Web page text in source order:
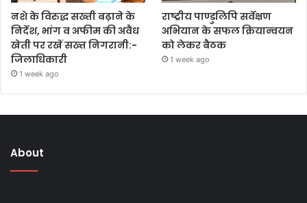
नशे के विरुद्ध सख्ती बढ़ाने के
निर्देश, भांग व अफीम की अवैध
खेती पर रखें सख्त निगरानी:-
जिलाधिकारी
1 week ago
राष्ट्रीय पाण्डुलिपि सर्वेक्षण
अभियान के सफल क्रियान्वयन
को लेकर बैठक
1 week ago
About